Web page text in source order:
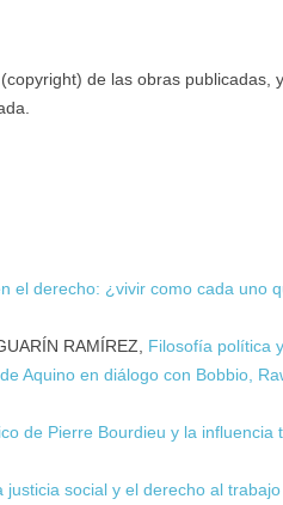
de las obras publicadas,
el derecho: ¿vivir como cada uno
RAMÍREZ, Filosofía política
Aquino en diálogo con Bobbio,
de Pierre Bourdieu y la influencia
justicia social y el derecho al